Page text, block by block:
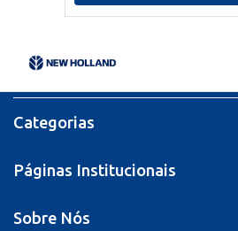
Categorias
Páginas Institucionais
Sobre Nós